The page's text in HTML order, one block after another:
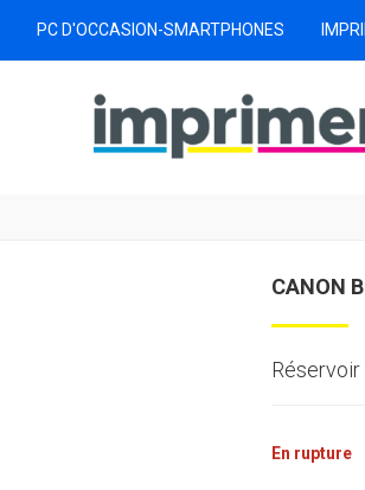
PC D'OCCASION-SMARTPHONES
CANON
En rupture